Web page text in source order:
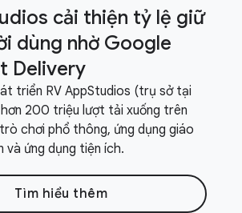
cải thiện tỷ lệ giữ
dùng nhờ Google
Delivery
triển RV AppStudios (trụ sở tại
200 triệu lượt tải xuống trên
chơi phổ thông, ứng dụng giáo
ứng dụng tiện ích.
Tìm hiểu thêm